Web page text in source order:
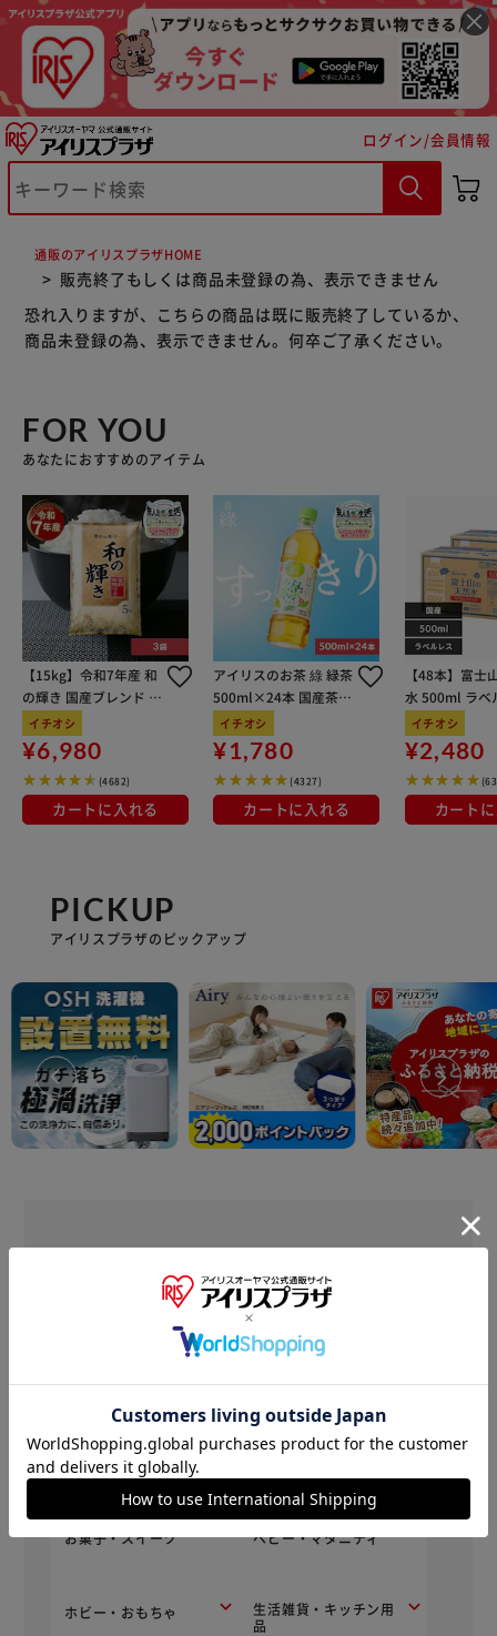
ログイン/会員情報
通販のアイリスプラザHOME
販売終了もしくは商品未登録の為、表示できません
恐れ入りますが、こちらの商品は既に販売終了しているか、
商品未登録の為、表示できません。何卒ご了承ください。
FOR YOU
あなたにおすすめのアイテム
【15kg】令和7年産 和
の輝き 国産ブレンド 5
kg×3袋
イチオシ
¥6,980
(4682)
カートに入れる
アイリスのお茶 綠 緑茶
500ml×24本 国産茶葉
100％使用
イチオシ
¥1,780
(4327)
カートに入れる
【48本】富士
水 500ml ラベ
イチオシ
¥2,480
カート
PICKUP
アイリスプラザのピックアップ
CATEGORY
家電 食品
日用品・消耗品
お菓子・スイーツ ベビー・マタニティ
ホビー・おもちゃ
生活雑貨・キッチン用
品
※ご確認ください